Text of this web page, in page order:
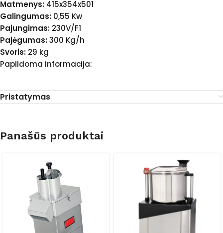
Matmenys: 415x354x501
Galingumas: 0,55 Kw
Pajungimas: 230V/F1
Pajėgumas:300 Kg/h
Svoris: 29 kg
Papildoma informacija:
Pristatymas
Panašūs produktai